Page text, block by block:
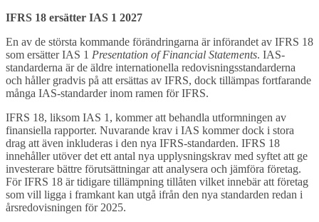
IFRS 18 ersätter IAS 1 2027
En av de största kommande förändringarna är införandet av IFRS 18
som ersätter IAS 1 Presentation of Financial Statements. IAS-
standarderna är de äldre internationella redovisningsstandarderna
och håller gradvis på att ersättas av IFRS, dock tillämpas fortfarande
många IAS-standarder inom ramen för IFRS.
IFRS 18, liksom IAS 1, kommer att behandla utformningen av
finansiella rapporter. Nuvarande krav i IAS kommer dock i stora
drag att även inkluderas i den nya IFRS-standarden. IFRS 18
innehåller utöver det ett antal nya upplysningskrav med syftet att ge
investerare bättre förutsättningar att analysera och jämföra företag.
För IFRS 18 är tidigare tillämpning tillåten vilket innebär att företag
som vill ligga i framkant kan utgå ifrån den nya standarden redan i
årsredovisningen för 2025.